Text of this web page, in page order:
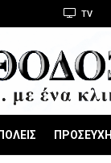
TV
ΠΡΟΣΕΥΧΗ